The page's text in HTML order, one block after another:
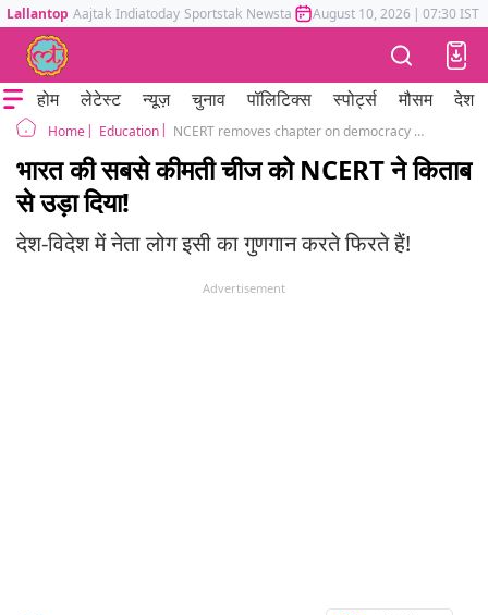
Lallantop Aajtak Indiatoday Sportstak Newstak Mumbai Tak Astrotak
August 10, 2026 | 07:30 IST
होम लेटेस्ट न्यूज़ चुनाव पॉलिटिक्स स्पोर्ट्स मौसम देश
Home Education NCERT removes chapter on democracy after evolution and periodic table
भारत की सबसे कीमती चीज को NCERT ने किताब
से उड़ा दिया!
देश-विदेश में नेता लोग इसी का गुणगान करते फिरते हैं!
Advertisement